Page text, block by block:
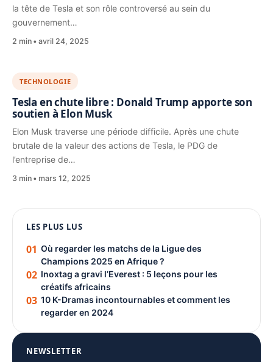
la tête de Tesla et son rôle controversé au sein du
gouvernement…
2 min avril 24, 2025
TECHNOLOGIE
Tesla en chute libre : Donald Trump apporte son
soutien à Elon Musk
Elon Musk traverse une période difficile. Après une chute
brutale de la valeur des actions de Tesla, le PDG de
l’entreprise de…
3 min mars 12, 2025
PUBLICITÉ
LES PLUS LUS
01 Où regarder les matchs de la Ligue des
Champions 2025 en Afrique ?
02 Inoxtag a gravi l’Everest : 5 leçons pour les
créatifs africains
03 10 K-Dramas incontournables et comment les
regarder en 2024
NEWSLETTER